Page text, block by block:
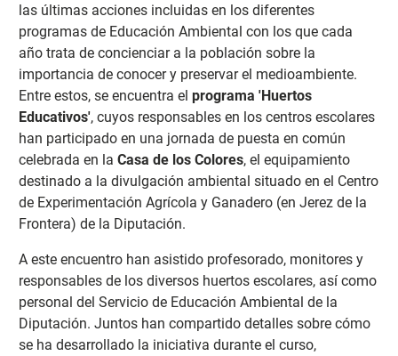
las últimas acciones incluidas en los diferentes
programas de Educación Ambiental con los que cada
año trata de concienciar a la población sobre la
importancia de conocer y preservar el medioambiente.
Entre estos, se encuentra el programa 'Huertos
Educativos', cuyos responsables en los centros escolares
han participado en una jornada de puesta en común
celebrada en la Casa de los Colores, el equipamiento
destinado a la divulgación ambiental situado en el Centro
de Experimentación Agrícola y Ganadero (en Jerez de la
Frontera) de la Diputación.
A este encuentro han asistido profesorado, monitores y
responsables de los diversos huertos escolares, así como
personal del Servicio de Educación Ambiental de la
Diputación. Juntos han compartido detalles sobre cómo
se ha desarrollado la iniciativa durante el curso,